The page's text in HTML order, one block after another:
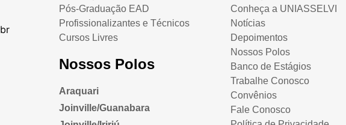
Pós-Graduação EAD
Profissionalizantes e Técnicos
Cursos Livres
Nossos Polos
Araquari
Joinville/Guanabara
Conheça a UNIASSELVI
Notícias
Depoimentos
Nossos Polos
Banco de Estágios
Trabalhe Conosco
Convênios
Fale Conosco